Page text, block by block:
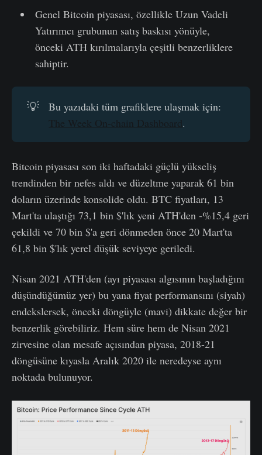
Genel Bitcoin piyasası, özellikle Uzun Vadeli
Yatırımcı grubunun satış baskısı yönüyle,
önceki ATH kırılmalarıyla çeşitli benzerliklere
sahiptir.
💡
Bu yazıdaki tüm grafiklere ulaşmak için:
The Week On-chain Dashboard.
Bitcoin piyasası son iki haftadaki güçlü yükseliş
trendinden bir nefes aldı ve düzeltme yaparak 61 bin
doların üzerinde konsolide oldu. BTC fiyatları, 13
Mart'ta ulaştığı 73,1 bin $'lık yeni ATH'den -%15,4 geri
çekildi ve 70 bin $'a geri dönmeden önce 20 Mart'ta
61,8 bin $'lık yerel düşük seviyeye geriledi.
Nisan 2021 ATH'den (ayı piyasası algısının başladığını
düşündüğümüz yer) bu yana fiyat performansını (siyah)
endekslersek, önceki döngüyle (mavi) dikkate değer bir
benzerlik görebiliriz. Hem süre hem de Nisan 2021
zirvesine olan mesafe açısından piyasa, 2018-21
döngüsüne kıyasla Aralık 2020 ile neredeyse aynı
noktada bulunuyor.